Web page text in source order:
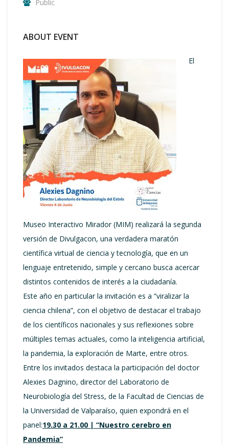
Public
ABOUT EVENT
El
Museo Interactivo Mirador (MIM) realizará la segunda
versión de Divulgacon, una verdadera maratón
científica virtual de ciencia y tecnología, que en un
lenguaje entretenido, simple y cercano busca acercar
distintos contenidos de interés a la ciudadanía.
Este año en particular la invitación es a “viralizar la
ciencia chilena”, con el objetivo de destacar el trabajo
de los científicos nacionales y sus reflexiones sobre
múltiples temas actuales, como la inteligencia artificial,
la pandemia, la exploración de Marte, entre otros.
Entre los invitados destaca la participación del doctor
Alexies Dagnino, director del Laboratorio de
Neurobiología del Stress, de la Facultad de Ciencias de
la Universidad de Valparaíso, quien expondrá en el
panel:19.30 a 21.00 | “Nuestro cerebro en
Pandemia”